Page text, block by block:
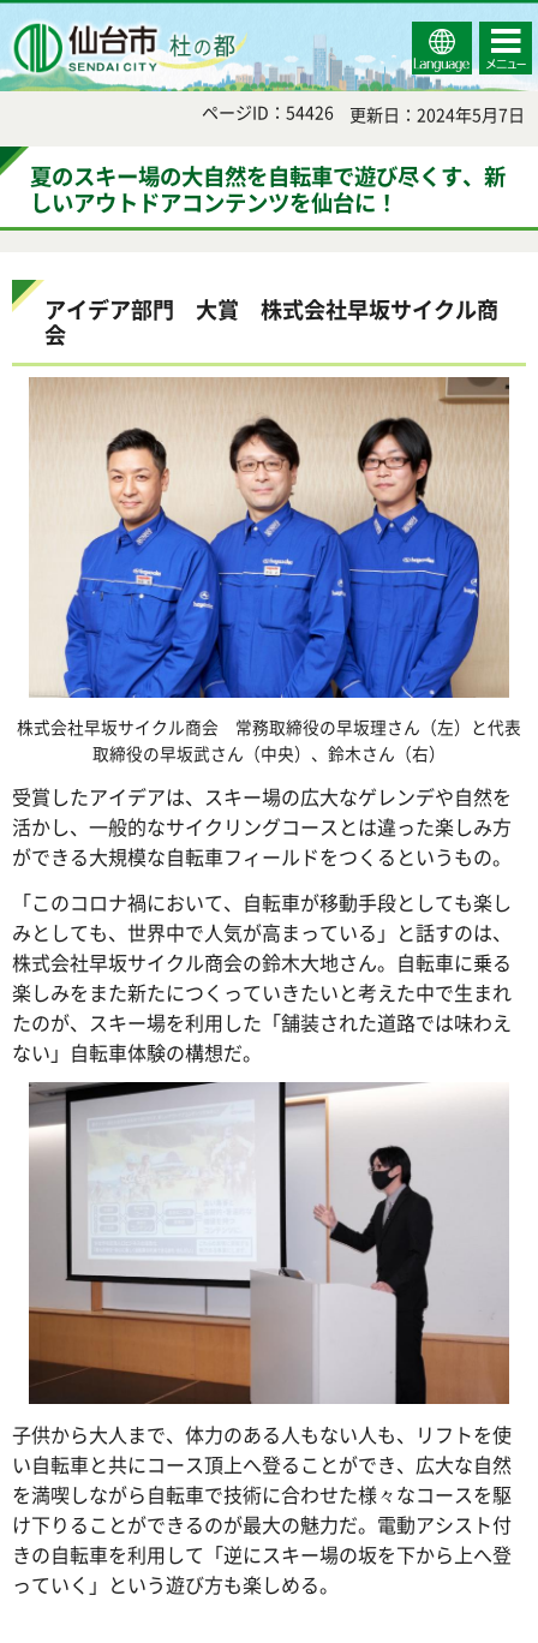
Select
Language
コンテ
ンツメ
ニュー
ページID：54426 更新日：2024年5月7日
夏のスキー場の大自然を自転車で遊び尽くす、新
しいアウトドアコンテンツを仙台に！
アイデア部門 大賞 株式会社早坂サイクル商
会
株式会社早坂サイクル商会 常務取締役の早坂理さん（左）と代表
取締役の早坂武さん（中央）、鈴木さん（右）
受賞したアイデアは、スキー場の広大なゲレンデや自然を
活かし、一般的なサイクリングコースとは違った楽しみ方
ができる大規模な自転車フィールドをつくるというもの。
「このコロナ禍において、自転車が移動手段としても楽し
みとしても、世界中で人気が高まっている」と話すのは、
株式会社早坂サイクル商会の鈴木大地さん。自転車に乗る
楽しみをまた新たにつくっていきたいと考えた中で生まれ
たのが、スキー場を利用した「舗装された道路では味わえ
ない」自転車体験の構想だ。
子供から大人まで、体力のある人もない人も、リフトを使
い自転車と共にコース頂上へ登ることができ、広大な自然
を満喫しながら自転車で技術に合わせた様々なコースを駆
け下りることができるのが最大の魅力だ。電動アシスト付
きの自転車を利用して「逆にスキー場の坂を下から上へ登
っていく」という遊び方も楽しめる。